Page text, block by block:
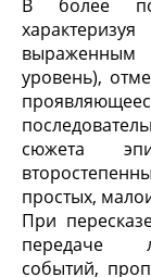
В более
уровень),
сюжета
простых,
При
передаче
событий,